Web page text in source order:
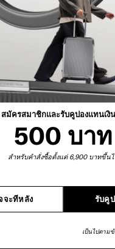
สมัครสมาชิกและรับคูปองแทนเงิ
500 บาท
สำหรับคำสั่งซื้อตั้งแต่ 6,900 บาทขึ้น
รับคูป
จะทีหลัง
เป็นไปตาม
นค้า
ชำระ
ดูแล
บไซต์ปลอม
ชีพ